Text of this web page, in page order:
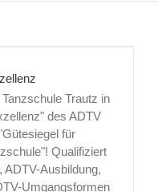
Trautz in
des ADTV
für
Qualifiziert
ADTV-Ausbildung,
Umgangsformen